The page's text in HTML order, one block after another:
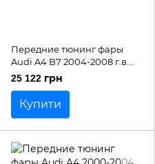
Передние тюнинг фары
Audi A4 B7 2004-2008 г.в.
линза, дневные ходовые
огни, черные
25 122 грн
Купити